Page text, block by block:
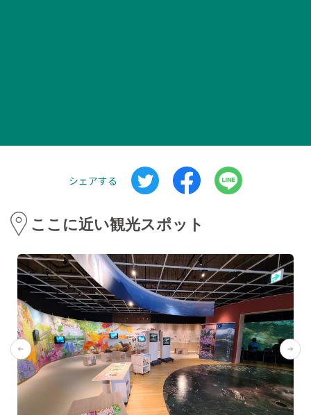
シェアする
ここに近い観光スポット